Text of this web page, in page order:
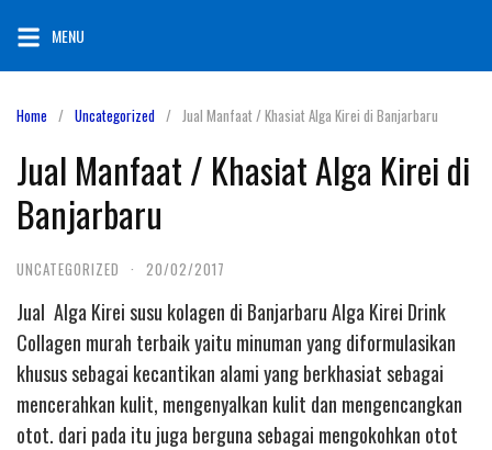
content
MENU
Home Uncategorized Jual Manfaat / Khasiat Alga Kirei di Banjarbaru
Jual Manfaat / Khasiat Alga Kirei di
Banjarbaru
UNCATEGORIZED · 20/02/2017
Jual Alga Kirei susu kolagen di Banjarbaru Alga Kirei Drink
Collagen murah terbaik yaitu minuman yang diformulasikan
khusus sebagai kecantikan alami yang berkhasiat sebagai
mencerahkan kulit, mengenyalkan kulit dan mengencangkan
otot. dari pada itu juga berguna sebagai mengokohkan otot